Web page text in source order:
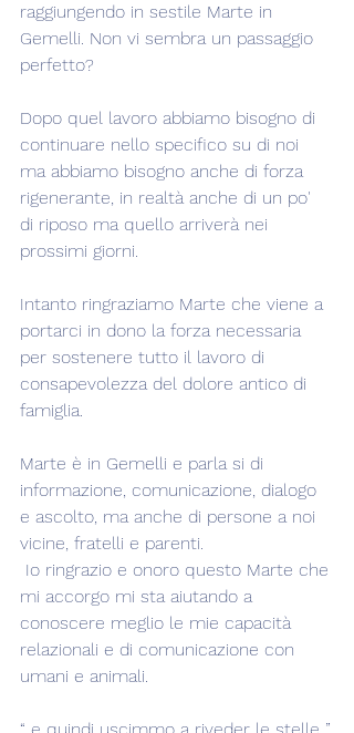
raggiungendo in sestile Marte in
Gemelli. Non vi sembra un passaggio
perfetto?
Dopo quel lavoro abbiamo bisogno di
continuare nello specifico su di noi
ma abbiamo bisogno anche di forza
rigenerante, in realtà anche di un po'
di riposo ma quello arriverà nei
prossimi giorni.
Intanto ringraziamo Marte che viene a
portarci in dono la forza necessaria
per sostenere tutto il lavoro di
consapevolezza del dolore antico di
famiglia.
Marte è in Gemelli e parla si di
informazione, comunicazione, dialogo
e ascolto, ma anche di persone a noi
vicine, fratelli e parenti.
Io ringrazio e onoro questo Marte che
mi accorgo mi sta aiutando a
conoscere meglio le mie capacità
relazionali e di comunicazione con
umani e animali.